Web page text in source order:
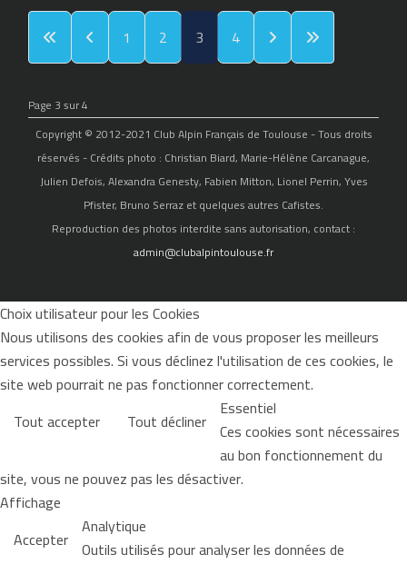
1 2 3 4
Page 3 sur 4
Copyright © 2012-2021 Club Alpin Français de Toulouse - Tous droits
réservés - Crédits photo : Christian Biard, Marie-Hélène Carcanague,
Julien Defois, Alexandra Genesty, Fabien Mitton, Lionel Perrin, Yves
Pfister, Bruno Serraz et quelques autres Cafistes.
Reproduction des photos interdite sans autorisation, contact :
admin@clubalpintoulouse.fr
Choix utilisateur pour les Cookies
Nous utilisons des cookies afin de vous proposer les meilleurs
services possibles. Si vous déclinez l'utilisation de ces cookies, le
site web pourrait ne pas fonctionner correctement.
Tout accepter
Tout décliner Essentiel
Ces cookies sont nécessaires
au bon fonctionnement du
site, vous ne pouvez pas les désactiver.
Affichage
Accepter Analytique
Outils utilisés pour analyser les données de